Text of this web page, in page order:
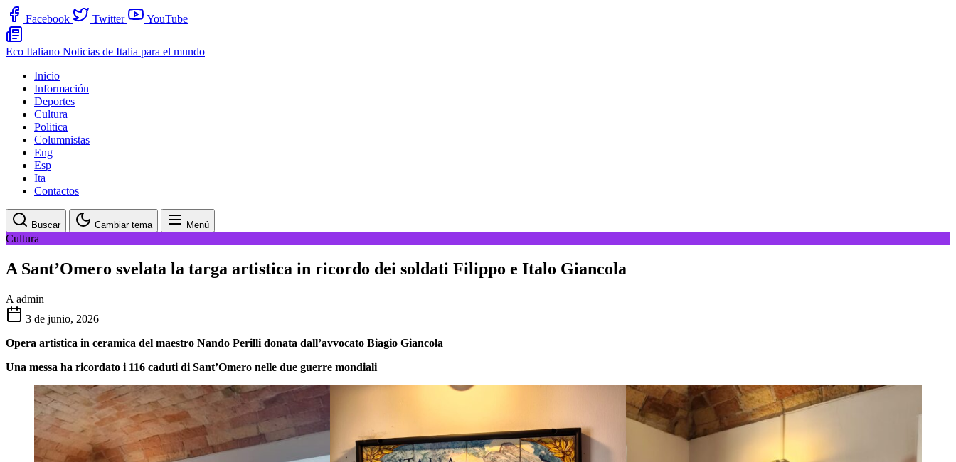
Facebook Twitter YouTube
Eco Italiano Noticias de Italia para el mundo
Inicio
Información
Deportes
Cultura
Politica
Columnistas
Eng
Esp
Ita
Contactos
Buscar Cambiar tema Menú
Cultura
A Sant’Omero svelata la targa artistica in ricordo dei soldati Filippo e Italo Giancola
A admin
3 de junio, 2026
Opera artistica in ceramica del maestro Nando Perilli donata dall’avvocato Biagio Giancola
Una messa ha ricordato i 116 caduti di Sant’Omero nelle due guerre mondiali